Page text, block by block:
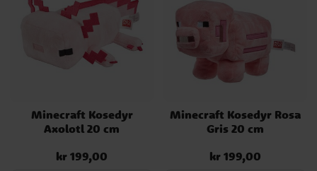
mye mer.
Minecraft Kosedyr
Axolotl 20 cm
Pris :kr 199,00
kr 199,00
Minecraft Kosedyr Rosa
Gris 20 cm
Pris :kr 199,00
kr 199,00